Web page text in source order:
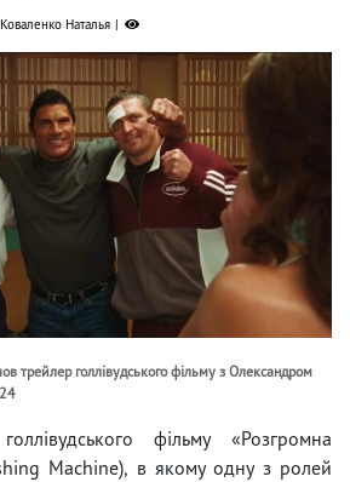
Наталья
трейлер голлівудського фільму з Олександром
фільму «Розгромна
Machine), в якому одну з ролей